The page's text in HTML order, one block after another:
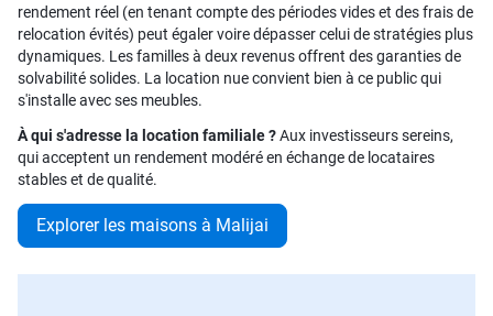
rendement réel (en tenant compte des périodes vides et des frais de
relocation évités) peut égaler voire dépasser celui de stratégies plus
dynamiques. Les familles à deux revenus offrent des garanties de
solvabilité solides. La location nue convient bien à ce public qui
s'installe avec ses meubles.
À qui s'adresse la location familiale ?Aux investisseurs sereins,
qui acceptent un rendement modéré en échange de locataires
stables et de qualité.
Explorer les maisons à Malijai